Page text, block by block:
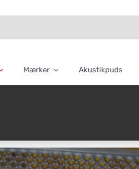
Mærker Akustikpuds